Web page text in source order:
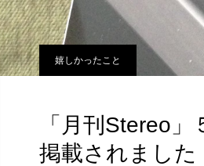
嬉しかったこと
「月刊Stereo
掲載されました